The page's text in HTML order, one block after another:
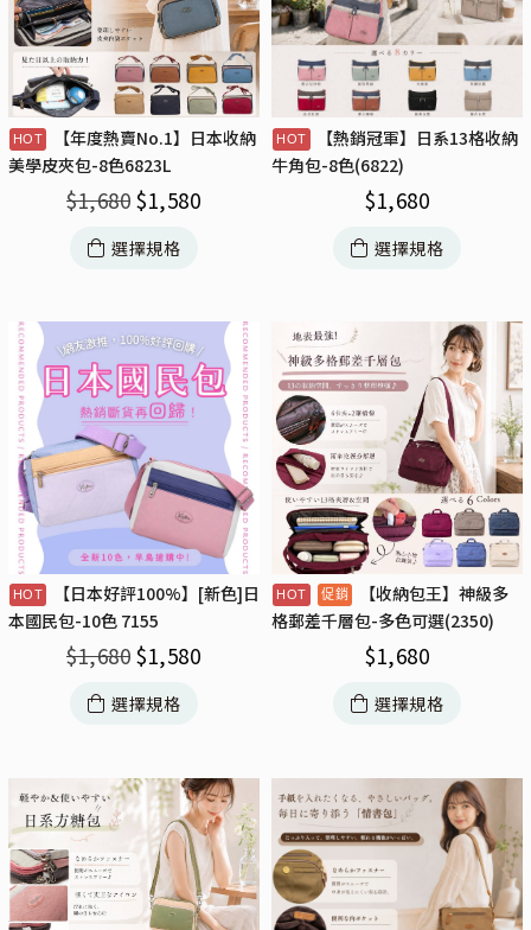
【年度熱賣No.1】日本收納
美學皮夾包-8色6823L
$1,680 $1,580
選擇規格
【熱銷冠軍】日系13格收納
牛角包-8色(6822)
$1,680
選擇規格
【日本好評100%】[新色]日
本國民包-10色 7155
$1,680 $1,580
選擇規格
【收納包王】神級多
格郵差千層包-多色可選(2350)
$1,680
選擇規格